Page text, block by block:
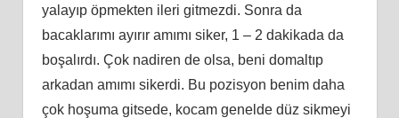
yalayıp öpmekten ileri gitmezdi. Sonra da
bacaklarımı ayırır amımı siker, 1 – 2 dakikada da
boşalırdı. Çok nadiren de olsa, beni domaltıp
arkadan amımı sikerdi. Bu pozisyon benim daha
çok hoşuma gitsede, kocam genelde düz sikmeyi